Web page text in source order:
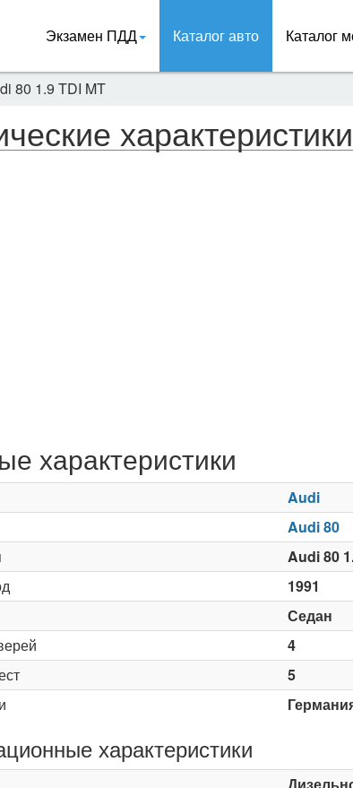
Экзамен ПДД Каталог авто Каталог
80 1.9 TDI MT
характеристики
Audi
Audi 80
Audi 80
1991
Седан
4
5
характеристики